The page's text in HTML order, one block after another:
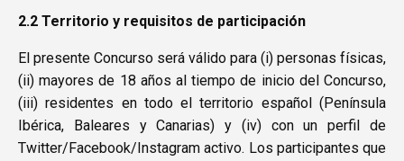
2.2 Territorio y requisitos de participación
El presente Concurso será válido para (i) personas físicas,
(ii) mayores de 18 años al tiempo de inicio del Concurso,
(iii) residentes en todo el territorio español (Península
Ibérica, Baleares y Canarias) y (iv) con un perfil de
Twitter/Facebook/Instagram activo. Los participantes que